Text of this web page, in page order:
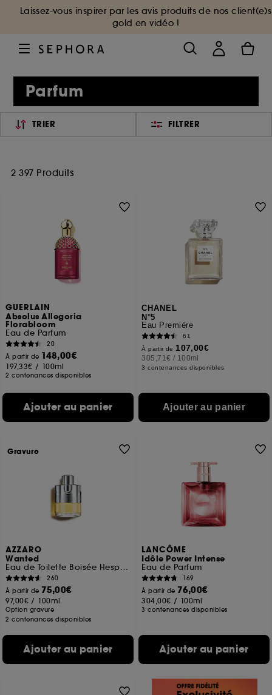
Laissez-vous inspirer par les avis produits de nos client(e)s
gold en vidéo !
Parfum
TRIER FILTRER
2 397 Produits
GUERLAIN
Absolus Allegoria
Florabloom
Eau de Parfum
20
À partir de 148,00€
197,33€ / 100ml
2 contenances disponibles
Ajouter au panier
CHANEL
N°5
Eau Première
61
À partir de 107,00€
305,71€ / 100ml
3 contenances disponibles
Ajouter au panier
AZZARO
Wanted
Eau de Toilette Boisée Hespéridée
260
À partir de 75,00€
97,00€ / 100ml
Option gravure
2 contenances disponibles
Ajouter au panier
Gravure
LANCÔME
Idôle Power Intense
Eau de Parfum
169
À partir de 76,00€
304,00€ / 100ml
3 contenances disponibles
Ajouter au panier